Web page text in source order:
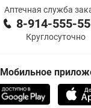
Аптечная служба
8-914-555-
Круглосуточно
Мобильное